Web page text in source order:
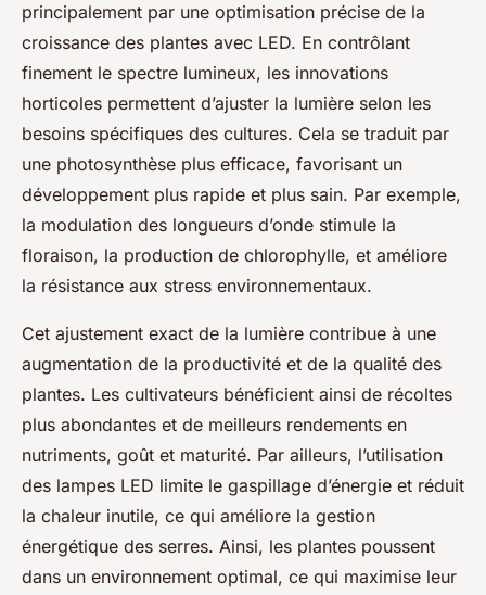
principalement par une optimisation précise de la
croissance des plantes avec LED. En contrôlant
finement le spectre lumineux, les innovations
horticoles permettent d’ajuster la lumière selon les
besoins spécifiques des cultures. Cela se traduit par
une photosynthèse plus efficace, favorisant un
développement plus rapide et plus sain. Par exemple,
la modulation des longueurs d’onde stimule la
floraison, la production de chlorophylle, et améliore
la résistance aux stress environnementaux.
Cet ajustement exact de la lumière contribue à une
augmentation de la productivité et de la qualité des
plantes. Les cultivateurs bénéficient ainsi de récoltes
plus abondantes et de meilleurs rendements en
nutriments, goût et maturité. Par ailleurs, l’utilisation
des lampes LED limite le gaspillage d’énergie et réduit
la chaleur inutile, ce qui améliore la gestion
énergétique des serres. Ainsi, les plantes poussent
dans un environnement optimal, ce qui maximise leur